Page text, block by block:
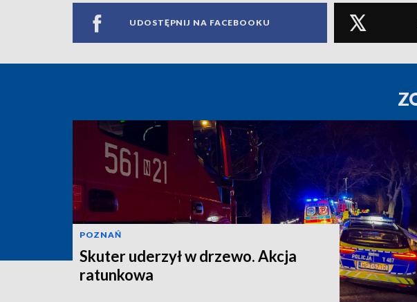
UDOSTĘPNIJ NA FACEBOOKU
POZNAŃ
Skuter uderzył w drzewo. Akcja
ratunkowa